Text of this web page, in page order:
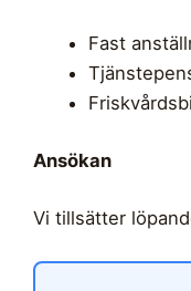
Fast
Ansökan
Vi tillsätter